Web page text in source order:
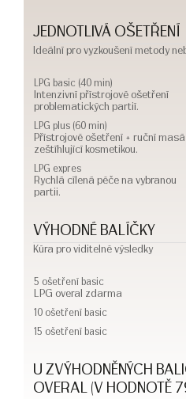
JEDNOTLIVÁ OŠETŘENÍ
Ideální pro vyzkoušení metody
LPG basic (40 min)
Intenzivní přístrojové ošetření
problematických partií.
LPG plus (60 min)
Přístrojové ošetření + ruční
zeštíhlující kosmetikou.
LPG expres
Rychlá cílená péče na vybranou
partii.
VÝHODNÉ BALÍČKY
Kúra pro viditelné výsledky
5 ošetření basic
LPG overal zdarma
10 ošetření basic
15 ošetření basic
U ZVÝHODNĚNÝCH
OVERAL (V HODNOTĚ